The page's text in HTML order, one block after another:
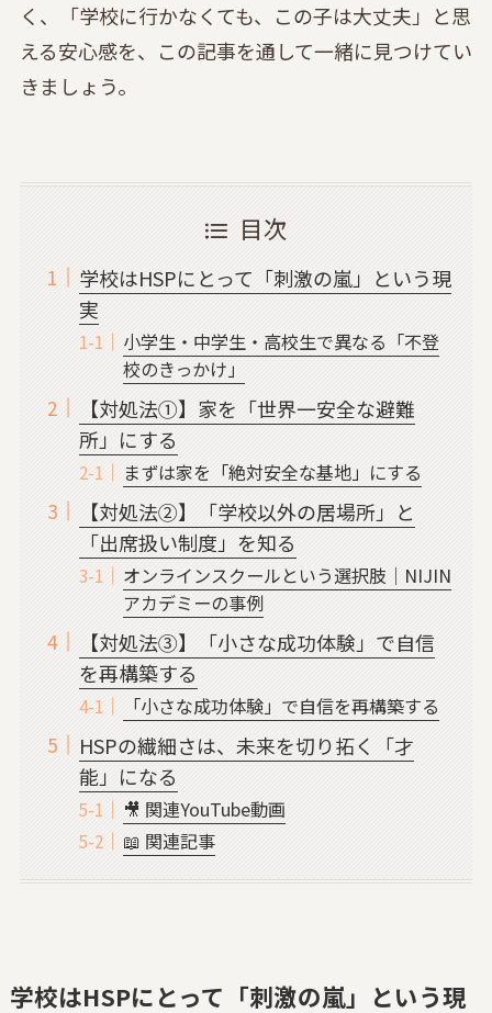
く、「学校に行かなくても、この子は大丈夫」と思
える安心感を、この記事を通して一緒に見つけてい
きましょう。
目次
学校はHSPにとって「刺激の嵐」という現
実
小学生・中学生・高校生で異なる「不登
校のきっかけ」
【対処法①】家を「世界一安全な避難
所」にする
まずは家を「絶対安全な基地」にする
【対処法②】「学校以外の居場所」と
「出席扱い制度」を知る
オンラインスクールという選択肢｜NIJIN
アカデミーの事例
【対処法③】「小さな成功体験」で自信
を再構築する
「小さな成功体験」で自信を再構築する
HSPの繊細さは、未来を切り拓く「才
能」になる
🎥 関連YouTube動画
📖 関連記事
学校はHSPにとって「刺激の嵐」という現